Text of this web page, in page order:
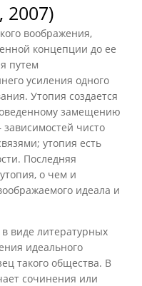
2007)
воображения,
концепции до ее
путем
усиления одного
Утопия создается
замещению
чисто
утопия есть
Последняя
о чем и
идеала и
виде литературных
идеального
такого общества. В
сочинения или